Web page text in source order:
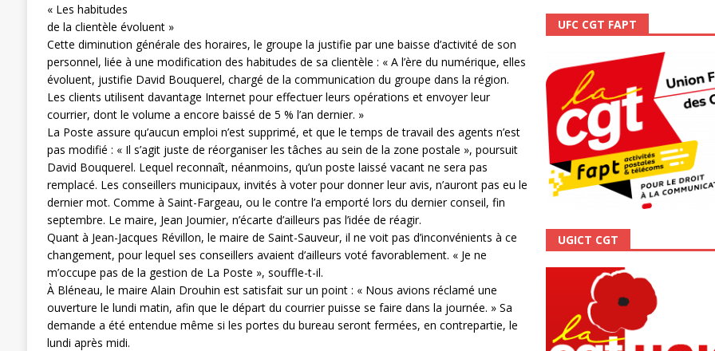
« Les habitudes
de la clientèle évoluent »
Cette diminution générale des horaires, le groupe la justifie par une baisse d’activité de son
personnel, liée à une modification des habitudes de sa clientèle : « A l’ère du numérique, elles
évoluent, justifie David Bouquerel, chargé de la communication du groupe dans la région.
Les clients utilisent davantage Internet pour effectuer leurs opérations et envoyer leur
courrier, dont le volume a encore baissé de 5 % l’an dernier. »
La Poste assure qu’aucun emploi n’est supprimé, et que le temps de travail des agents n’est
pas modifié : « Il s’agit juste de réorganiser les tâches au sein de la zone postale », poursuit
David Bouquerel. Lequel reconnaît, néanmoins, qu’un poste laissé vacant ne sera pas
remplacé. Les conseillers municipaux, invités à voter pour donner leur avis, n’auront pas eu le
dernier mot. Comme à Saint-Fargeau, ou le contre l’a emporté lors du dernier conseil, fin
septembre. Le maire, Jean Joumier, n’écarte d’ailleurs pas l’idée de réagir.
Quant à Jean-Jacques Révillon, le maire de Saint-Sauveur, il ne voit pas d’inconvénients à ce
changement, pour lequel ses conseillers avaient d’ailleurs voté favorablement. « Je ne
m’occupe pas de la gestion de La Poste », souffle-t-il.
À Bléneau, le maire Alain Drouhin est satisfait sur un point : « Nous avions réclamé une
ouverture le lundi matin, afin que le départ du courrier puisse se faire dans la journée. » Sa
demande a été entendue même si les portes du bureau seront fermées, en contrepartie, le
lundi après midi.
UFC CGT FAPT
UGICT CGT